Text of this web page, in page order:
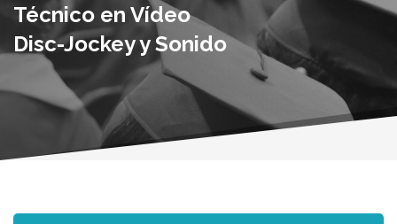
Técnico en Vídeo
Disc-Jockey y Sonido